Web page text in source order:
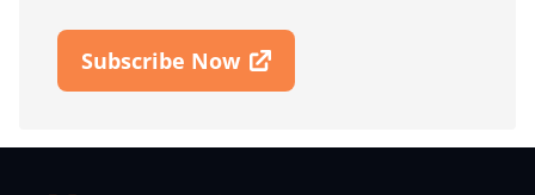
Subscribe Now
Open In New Window